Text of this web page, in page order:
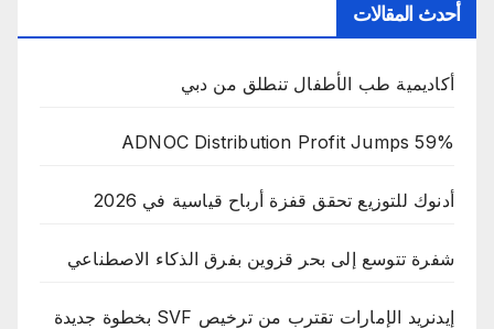
أحدث المقالات
أكاديمية طب الأطفال تنطلق من دبي
ADNOC Distribution Profit Jumps 59%
أدنوك للتوزيع تحقق قفزة أرباح قياسية في 2026
شفرة تتوسع إلى بحر قزوين بفرق الذكاء الاصطناعي
إيدنريد الإمارات تقترب من ترخيص SVF بخطوة جديدة